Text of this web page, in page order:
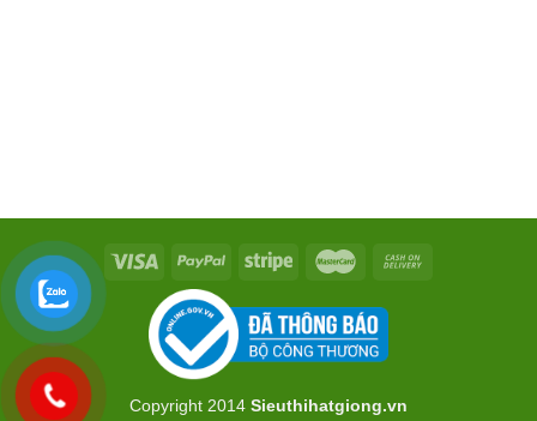
Copyright 2014 Sieuthihatgiong.vn